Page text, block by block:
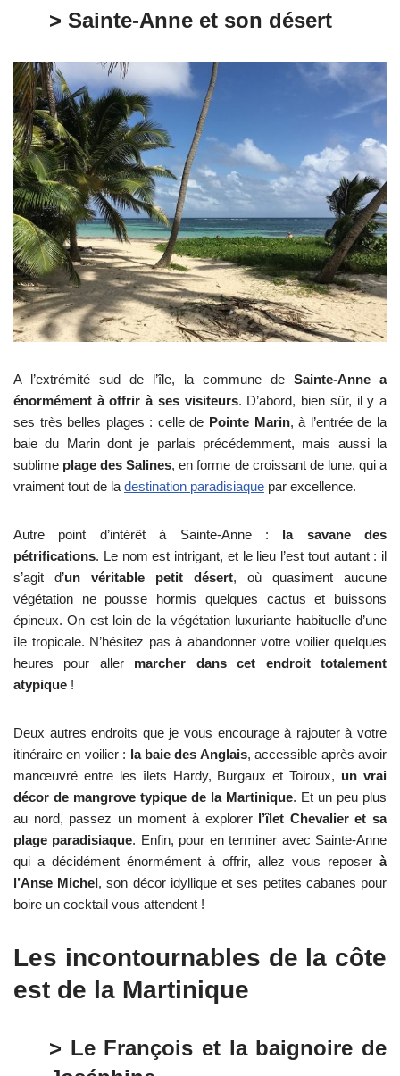
> Sainte-Anne et son désert
A l’extrémité sud de l’île, la commune de Sainte-Anne a
énormément à offrir à ses visiteurs. D’abord, bien sûr, il y a
ses très belles plages : celle de Pointe Marin, à l’entrée de la
baie du Marin dont je parlais précédemment, mais aussi la
sublime plage des Salines, en forme de croissant de lune, qui a
vraiment tout de la destination paradisiaque par excellence.
Autre point d’intérêt à Sainte-Anne : la savane des
pétrifications. Le nom est intrigant, et le lieu l’est tout autant : il
s’agit d’un véritable petit désert, où quasiment aucune
végétation ne pousse hormis quelques cactus et buissons
épineux. On est loin de la végétation luxuriante habituelle d’une
île tropicale. N’hésitez pas à abandonner votre voilier quelques
heures pour aller marcher dans cet endroit totalement
atypique !
Deux autres endroits que je vous encourage à rajouter à votre
itinéraire en voilier : la baie des Anglais, accessible après avoir
manœuvré entre les îlets Hardy, Burgaux et Toiroux, un vrai
décor de mangrove typique de la Martinique. Et un peu plus
au nord, passez un moment à explorer l’îlet Chevalier et sa
plage paradisiaque. Enfin, pour en terminer avec Sainte-Anne
qui a décidément énormément à offrir, allez vous reposer à
l’Anse Michel, son décor idyllique et ses petites cabanes pour
boire un cocktail vous attendent !
Les incontournables de la côte
est de la Martinique
> Le François et la baignoire de